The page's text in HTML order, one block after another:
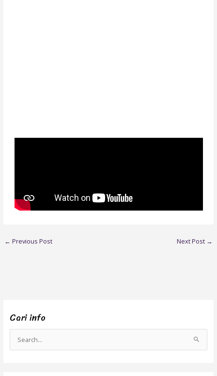
Cari info
e
← Previous Post Next Post →